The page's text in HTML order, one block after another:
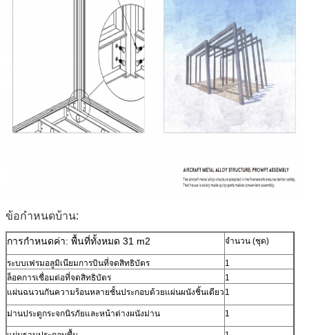
ข้อกำหนดบ้าน:
การกำหนดค่า: พื้นที่ทั้งหมด 31 m2 จำนวน (ชุด)
ระบบเฟรมอลูมิเนียมการบินที่จดสิทธิบัตร
1
ล็อคการเชื่อมต่อที่จดสิทธิบัตร
1
แผ่นฉนวนกันความร้อนหลายชั้นประกอบด้วยแผ่นผนังชิ้นเดียว 1
ม่านประตูกระจกนิรภัยและหน้าต่างผนังม่าน 1